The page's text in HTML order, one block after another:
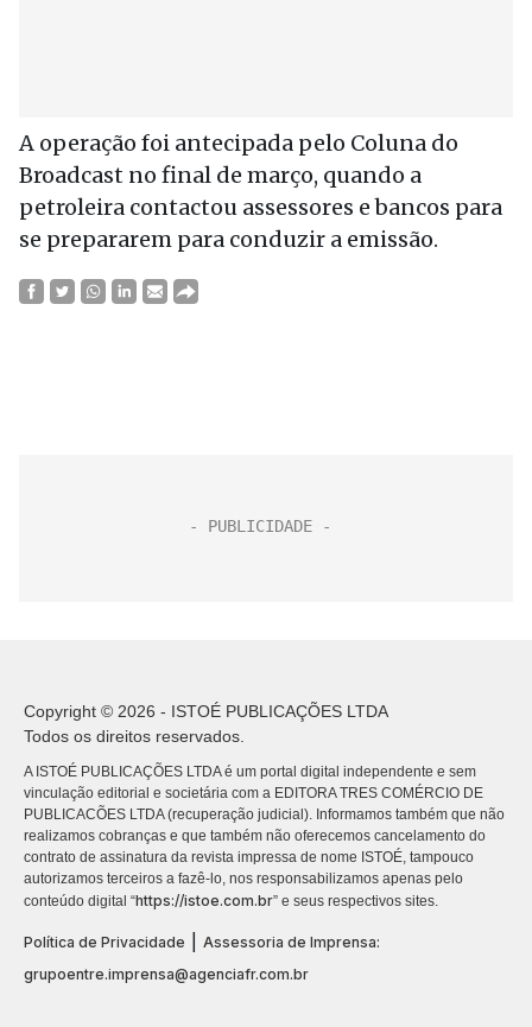
A operação foi antecipada pelo Coluna do
Broadcast no final de março, quando a
petroleira contactou assessores e bancos para
se prepararem para conduzir a emissão.
Copyright © 2026 - ISTOÉ PUBLICAÇÕES LTDA
Todos os direitos reservados.
A ISTOÉ PUBLICAÇÕES LTDA é um portal digital independente e sem
vinculação editorial e societária com a EDITORA TRES COMÉRCIO DE
PUBLICACÕES LTDA (recuperação judicial). Informamos também que não
realizamos cobranças e que também não oferecemos cancelamento do
contrato de assinatura da revista impressa de nome ISTOÉ, tampouco
autorizamos terceiros a fazê-lo, nos responsabilizamos apenas pelo
conteúdo digital “https://istoe.com.br” e seus respectivos sites.
Política de Privacidade
Assessoria de Imprensa:
grupoentre.imprensa@agenciafr.com.br